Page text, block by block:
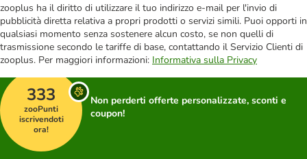
zooplus ha il diritto di utilizzare il tuo indirizzo e-mail per l'invio di
pubblicità diretta relativa a propri prodotti o servizi simili. Puoi opporti in
qualsiasi momento senza sostenere alcun costo, se non quelli di
trasmissione secondo le tariffe di base, contattando il Servizio Clienti di
zooplus. Per maggiori informazioni: Informativa sulla Privacy
333
zooPunti
iscrivendoti
ora!
Non perderti offerte personalizzate, sconti e
coupon!